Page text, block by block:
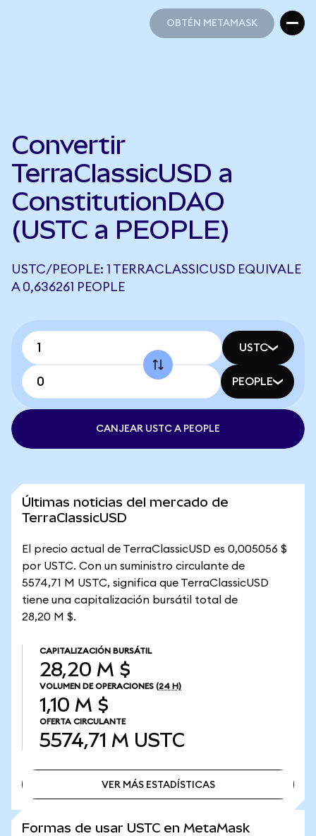
OBTÉN METAMASK
Convertir
TerraClassicUSD a
ConstitutionDAO
(USTC a PEOPLE)
USTC/PEOPLE: 1 TERRACLASSICUSD EQUIVALE
A 0,636261 PEOPLE
USTC
PEOPLE
CANJEAR USTC A PEOPLE
Últimas noticias del mercado de
TerraClassicUSD
El precio actual de TerraClassicUSD es 0,005056 $
por USTC. Con un suministro circulante de
5574,71 M USTC, significa que TerraClassicUSD
tiene una capitalización bursátil total de
28,20 M $.
CAPITALIZACIÓN BURSÁTIL
28,20 M $
VOLUMEN DE OPERACIONES (24 H)
1,10 M $
OFERTA CIRCULANTE
5574,71 M USTC
VER MÁS ESTADÍSTICAS
Formas de usar USTC en MetaMask